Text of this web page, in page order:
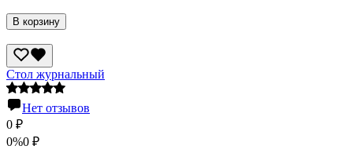
В корзину
Стол журнальный
Нет отзывов
0 ₽
0%0 ₽